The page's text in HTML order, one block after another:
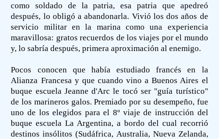
como soldado de la patria, esa patria que apedreó
después, lo obligó a abandonarla. Vivió los dos años de
servicio militar en la marina como una experiencia
maravillosa: gratos recuerdos de los viajes por el mundo
y, lo sabría después, primera aproximación al enemigo.
Pocos conocen que había estudiado francés en la
Alianza Francesa y que cuando vino a Buenos Aires el
buque escuela Jeanne d'Arc le tocó ser "guía turístico"
de los marineros galos. Premiado por su desempeño, fue
uno de los elegidos para el 8º viaje de instrucción del
buque escuela La Argentina, a bordo del cual recorrió
destinos insólitos (Sudáfrica, Australia, Nueva Zelanda,